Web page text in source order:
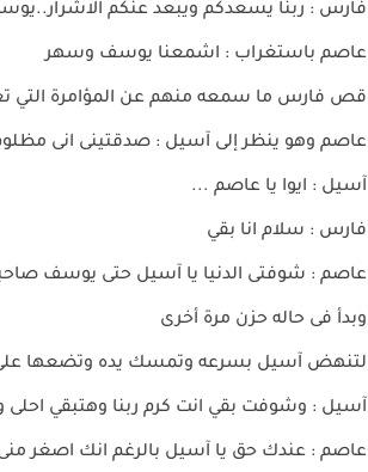
فارس : ربنا يسعدكم ويبعد عنكم
عاصم باستغراب : اشمعنا يوسف وسهر
قص فارس ما سمعه منهم عن المؤامرة التي
عاصم وهو ينظر إلى آسيل : صدقتينى انى
آسيل : ايوا يا عاصم ...
فارس : سلام انا بقي
عاصم : شوفتى الدنيا يا آسيل حتى يوسف
وبدأ فى حاله حزن مرة أخرى
لتنهض آسيل بسرعه وتمسك يده وتضعها
آسيل : وشوفت بقي انت كرم ربنا وهتبقي
عاصم : عندك حق يا آسيل بالرغم انك اصغر